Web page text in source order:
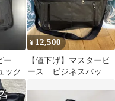
ー
ック
¥ 12,500
【値下げ】マスターピ
ース ビジネスバッグ